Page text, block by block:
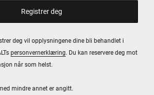
mindre annet er angitt.
deg vil opplysningene dine bli behandlet i
personvernerklæring. Du kan reservere deg mot
når som helst.